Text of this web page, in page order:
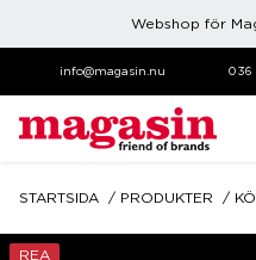
Webshop för
info@magasin.nu 036
STARTSIDA PRODUKTER
REA